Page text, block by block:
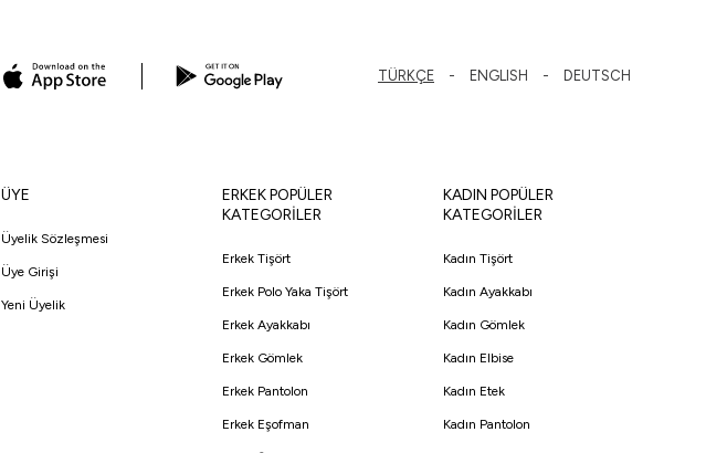
TÜRKÇE ENGLISH DEUTSCH
ÜYE
Üyelik Sözleşmesi
Üye Girişi
Yeni Üyelik
ERKEK POPÜLER
KATEGORİLER
Erkek Tişört
Erkek Polo Yaka Tişört
Erkek Ayakkabı
Erkek Gömlek
Erkek Pantolon
Erkek Eşofman
KADIN POPÜLER
KATEGORİLER
Kadın Tişört
Kadın Ayakkabı
Kadın Gömlek
Kadın Elbise
Kadın Etek
Kadın Pantolon